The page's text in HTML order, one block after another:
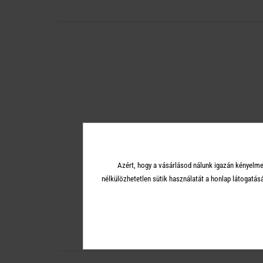
Fehéríteni, klórozni tilos!
Azért, hogy a vásárlásod nálunk igazán
nélkülözhetetlen sütik használatát a honlap